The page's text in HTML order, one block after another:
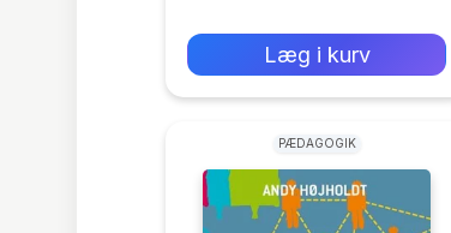
Læg i kurv
PÆDAGOGIK